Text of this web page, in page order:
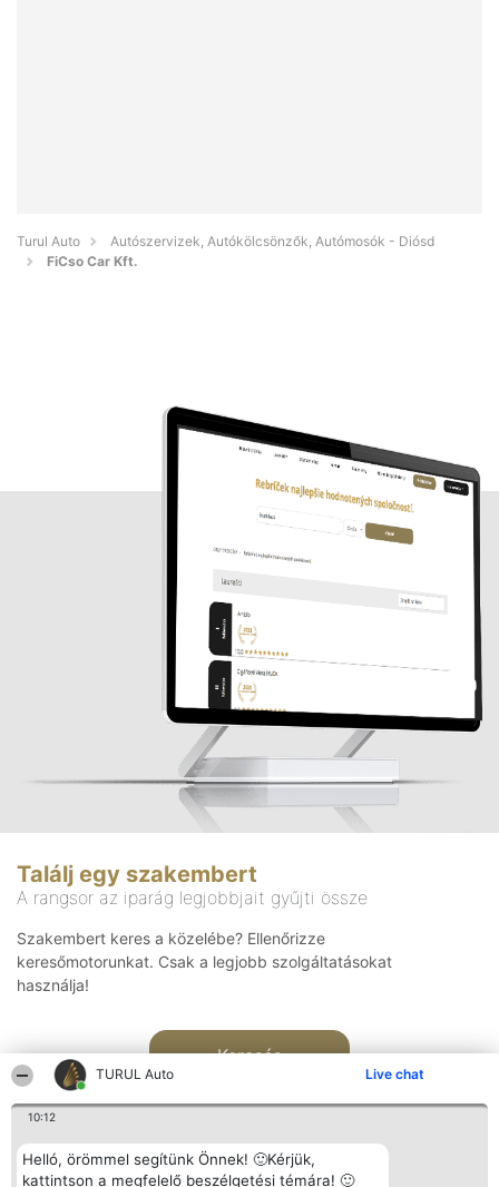
TURUL Auto Live chat
10:12
Helló, örömmel segítünk Önnek! 🙂Kérjük,
kattintson a megfelelő beszélgetési témára! 🙂
Turul Auto
Autószervizek, Autókölcsönzők, Autómosók - Diósd
FiCso Car Kft.
Találj egy szakembert
A rangsor az iparág legjobbjait gyűjti össze
Szakembert keres a közelébe? Ellenőrizze
keresőmotorunkat. Csak a legjobb szolgáltatásokat
használja!
Keresés